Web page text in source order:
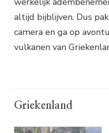
altijd bijblijven. Dus
camera en ga op
vulkanen van
Griekenland